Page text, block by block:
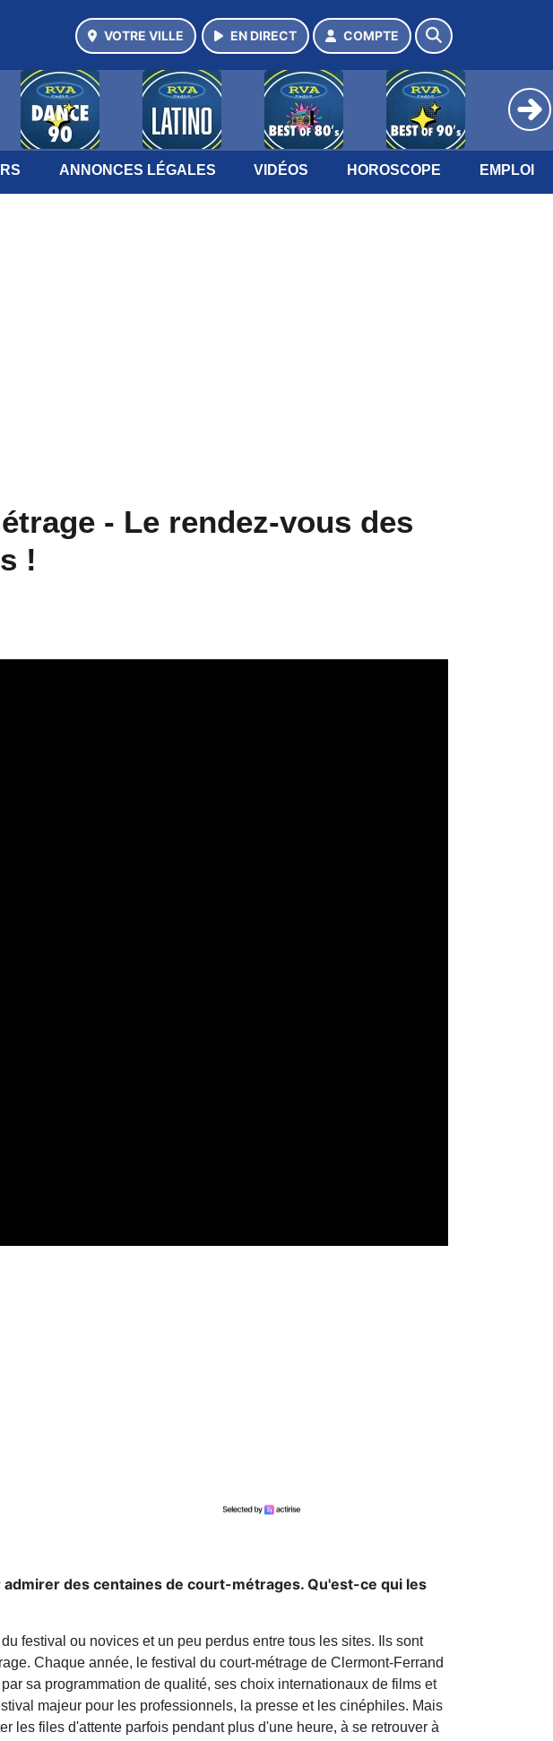
VOTRE VILLE EN DIRECT COMPTE
ANNONCES LÉGALES VIDÉOS HOROSCOPE EMPLOI
- Le rendez-vous des
!
des centaines de court-métrages. Qu'est-ce qui les
festival ou novices et un peu perdus entre tous les sites. Ils sont
Chaque année, le festival du court-métrage de Clermont-Ferrand
sa programmation de qualité, ses choix internationaux de films et
majeur pour les professionnels, la presse et les cinéphiles. Mais
les files d'attente parfois pendant plus d'une heure, à se retrouver à